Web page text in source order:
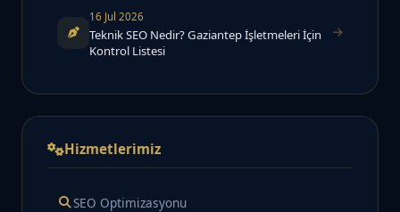
16 Jul 2026
Teknik SEO Nedir? Gaziantep İşletmeleri İçin
Kontrol Listesi
Hizmetlerimiz
SEO Optimizasyonu